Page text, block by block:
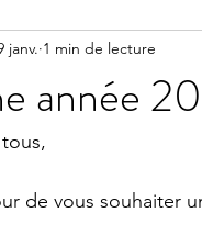
année
janv. 1 min de lecture
de vous souhaiter